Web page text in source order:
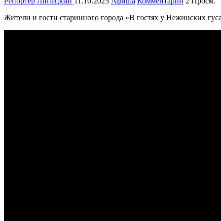
Жители и гости старинного города «В гостях у Нежинских